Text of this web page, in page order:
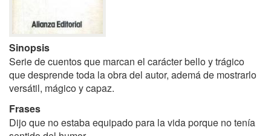
Sinopsis
Serie de cuentos que marcan el carácter bello y trágico
que desprende toda la obra del autor, ademá de mostrarlo
versátil, mágico y capaz.
Frases
Dijo que no estaba equipado para la vida porque no tenía